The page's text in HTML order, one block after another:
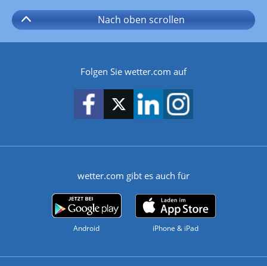
Nach oben scrollen
Folgen Sie wetter.com auf
wetter.com gibt es auch für
Android iPhone & iPad